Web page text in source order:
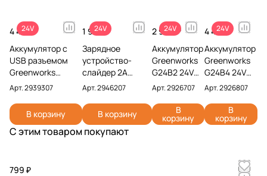
24V
4 490 ₽
Аккумулятор с
USB разъемом
Greenworks
G24USB4 24V
2939307 (4 Ач)
Арт.2939307
В корзину
24V
1 990 ₽
Зарядное
устройство-
слайдер 2А
Greenworks
G24UC2 24V
2946207
Арт.2946207
В корзину
24V
2 990 ₽
Аккумулятор
Greenworks
G24B2 24V
2926707 (2
Ач)
Арт.2926707
В
корзину
24V
4 491 ₽
Аккумулятор
Greenworks
G24B4 24V
2926807 (4
Ач)
Арт.2926807
В
корзину
С этим товаром покупают
799 ₽